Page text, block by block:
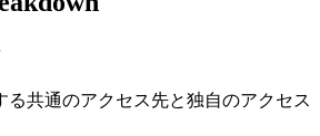
る共通のアクセス先と独自のアクセス